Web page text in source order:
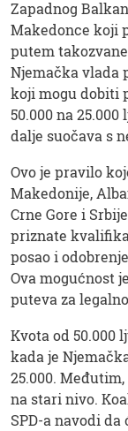
Zapadnog
Makedonce koji
putem
Njemačka vlada
koji mogu dobiti
50.000 na
dalje suočava s
Ovo je pravilo
Makedonije,
Crne Gore i
priznate
posao i
Ova mogućnost
puteva za
Kvota od 50.000
kada je
25.000.
na stari nivo.
SPD-a navodi